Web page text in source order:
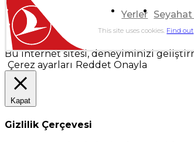
Yerler
This site uses cookies. Find out
Bu internet sitesi, deneyiminizi
Çerez ayarları Reddet Onayla
Kapat
Gizlilik Çerçevesi